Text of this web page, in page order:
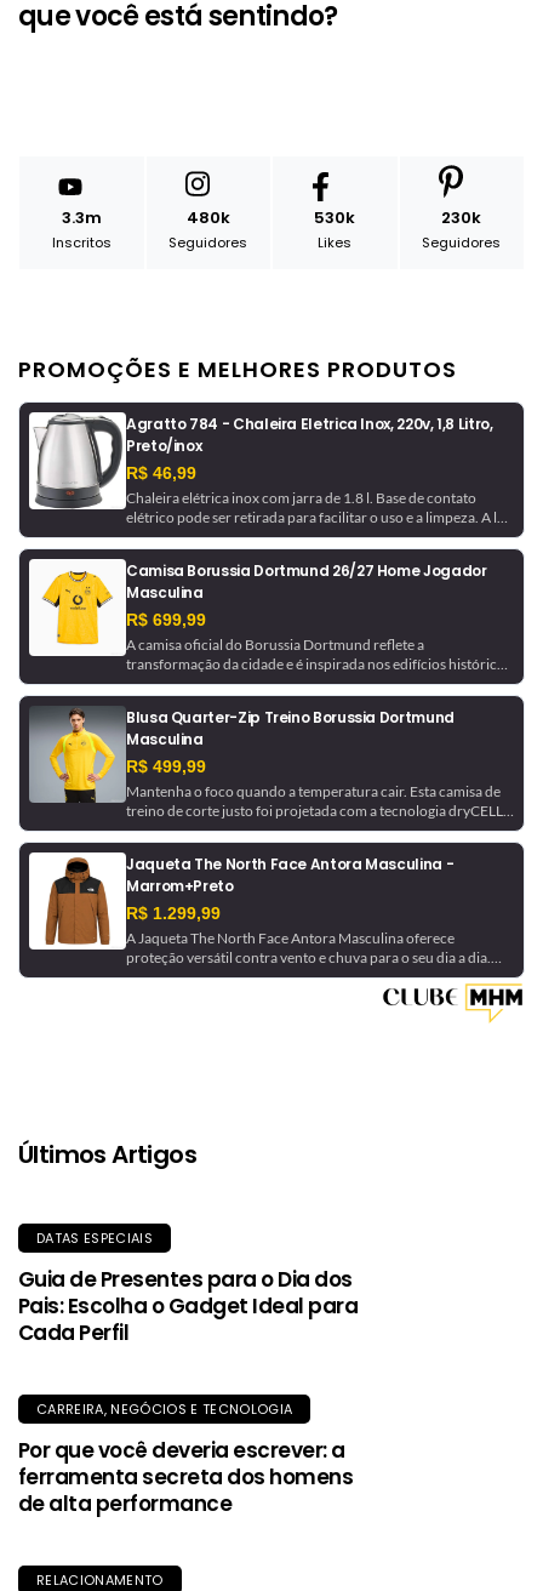
que você está sentindo?
3.3m
Inscritos
480k
Seguidores
530k
Likes
230k
Seguidores
PROMOÇÕES E MELHORES PRODUTOS
Agratto 784 - Chaleira Eletrica Inox, 220v, 1,8 Litro,
Preto/inox
R$ 46,99
Chaleira elétrica inox com jarra de 1.8 l. Base de contato
elétrico pode ser retirada para facilitar o uso e a limpeza. A luz
indicadora avisa quando a chaleira está em funcionamento e
Camisa Borussia Dortmund 26/27 Home Jogador
Masculina
R$ 699,99
A camisa oficial do Borussia Dortmund reflete a
transformação da cidade e é inspirada nos edifícios históricos
que ajudaram a moldá-la. Com tecnologia de gerenciamento
usado pela equipe.
Blusa Quarter-Zip Treino Borussia Dortmund
Masculina
R$ 499,99
Mantenha o foco quando a temperatura cair. Esta camisa de
treino de corte justo foi projetada com a tecnologia dryCELL,
que absorve a umidade para ajudar a manter você seco. Ela é
toque de inspiração futebolística.
Jaqueta The North Face Antora Masculina -
Marrom+Preto
R$ 1.299,99
A Jaqueta The North Face Antora Masculina oferece
proteção versátil contra vento e chuva para o seu dia a dia.
Feita com a tecnologia DryVent™ 2.5L em nylon reciclado, ela
é impermeável, respirável e dobrável, podendo ser guardada
no próprio bolso. Uma peça essencial para se manter seco
Últimos Artigos
DATAS ESPECIAIS
Guia de Presentes para o Dia dos
Pais: Escolha o Gadget Ideal para
Cada Perfil
CARREIRA, NEGÓCIOS E TECNOLOGIA
Por que você deveria escrever: a
ferramenta secreta dos homens
de alta performance
RELACIONAMENTO